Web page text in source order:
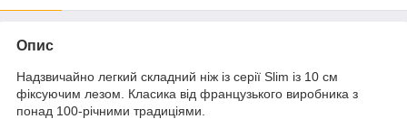
Опис
Надзвичайно легкий складний ніж із серії Slim із 10 см
фіксуючим лезом. Класика від французького виробника з
понад 100-річними традиціями.